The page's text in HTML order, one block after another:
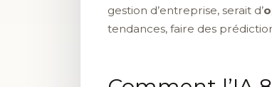
gestion d’entreprise, serait d’
tendances, faire des